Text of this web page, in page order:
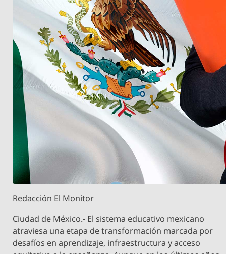
Redacción El Monitor
Ciudad de México.- El sistema educativo mexicano
atraviesa una etapa de transformación marcada por
desafíos en aprendizaje, infraestructura y acceso